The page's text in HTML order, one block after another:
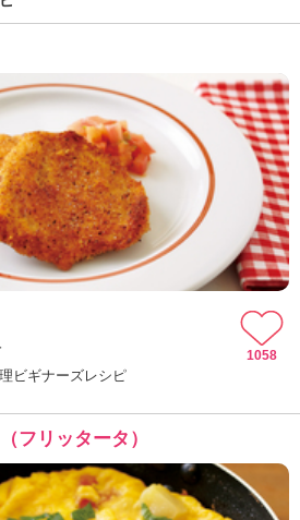
の
」
ビギナーズレシピ
1058
フリッタータ）